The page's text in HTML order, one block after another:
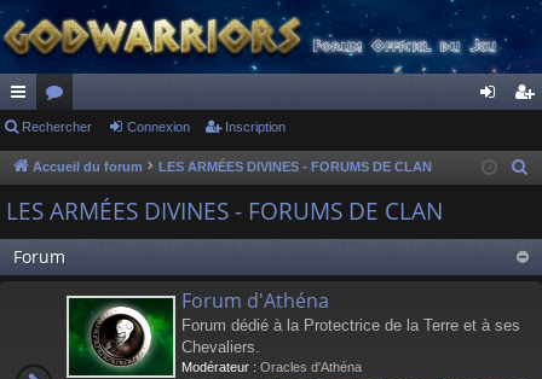
ac
co
ur
ci
s
or
u
m
s
ne
on
cri
on
Rechercher Connexion Inscription
Accueil du forum LES ARMÉES DIVINES - FORUMS DE CLAN
e
LES ARMÉES DIVINES - FORUMS DE CLAN
Forum
Forum d'Athéna
Forum dédié à la Protectrice de la Terre et à ses
Chevaliers.
Modérateur : Oracles d'Athéna